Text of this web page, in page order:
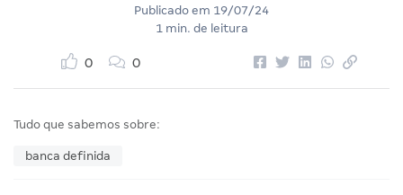
Publicado em 19/07/24
1 min. de leitura
0 0
Tudo que sabemos sobre:
banca definida